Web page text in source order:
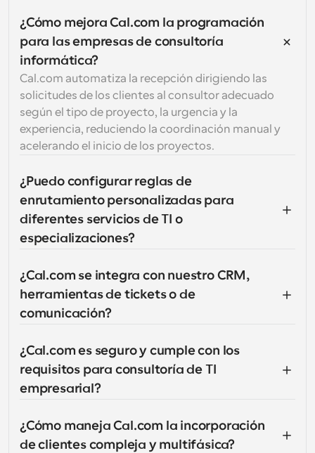
¿Cómo mejora Cal.com la programación
para las empresas de consultoría
informática?
Cal.com automatiza la recepción dirigiendo las
solicitudes de los clientes al consultor adecuado
según el tipo de proyecto, la urgencia y la
experiencia, reduciendo la coordinación manual y
acelerando el inicio de los proyectos.
¿Puedo configurar reglas de
enrutamiento personalizadas para
diferentes servicios de TI o
especializaciones?
¿Cal.com se integra con nuestro CRM,
herramientas de tickets o de
comunicación?
¿Cal.com es seguro y cumple con los
requisitos para consultoría de TI
empresarial?
¿Cómo maneja Cal.com la incorporación
de clientes compleja y multifásica?